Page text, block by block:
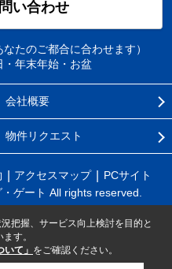
い合わせ
たのご都合に合わせます）
・年末年始・お盆
会社概要
物件リクエスト
アクセスマップ
PCサイト
ゲート All rights reserved.
把握、サービス向上検討を目的と
す。
て」 をご確認ください。